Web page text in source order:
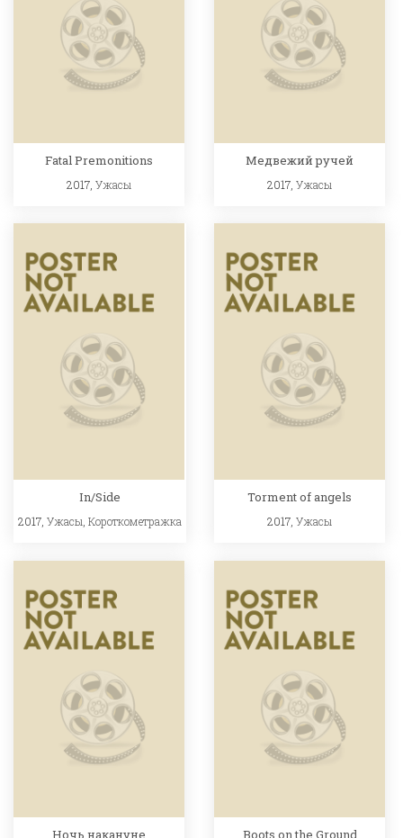
Fatal Premonitions
2017, Ужасы
Медвежий ручей
2017,Ужасы
In/Side
2017, Ужасы, Короткометражка
Torment of angels
2017,Ужасы
Ночь накануне Boots on the Ground